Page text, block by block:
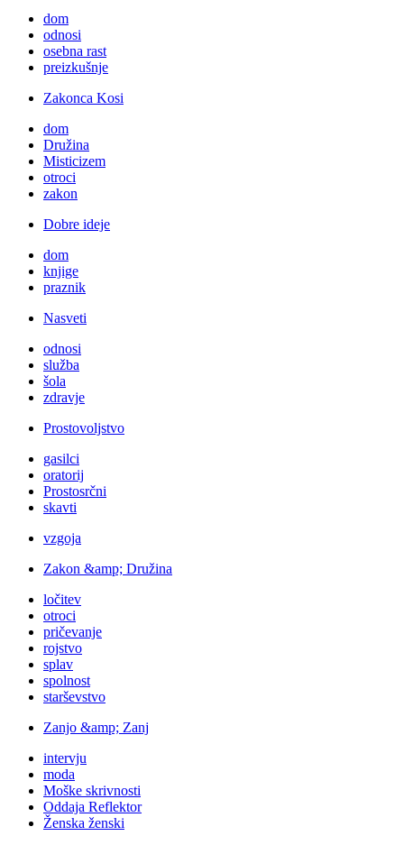
dom
odnosi
osebna rast
preizkušnje
Zakonca Kosi
dom
Družina
Misticizem
otroci
zakon
Dobre ideje
dom
knjige
praznik
Nasveti
odnosi
služba
šola
zdravje
Prostovoljstvo
gasilci
oratorij
Prostosrčni
skavti
vzgoja
Zakon &amp; Družina
ločitev
otroci
pričevanje
rojstvo
splav
spolnost
starševstvo
Zanjo &amp; Zanj
intervju
moda
Moške skrivnosti
Oddaja Reflektor
Ženska ženski